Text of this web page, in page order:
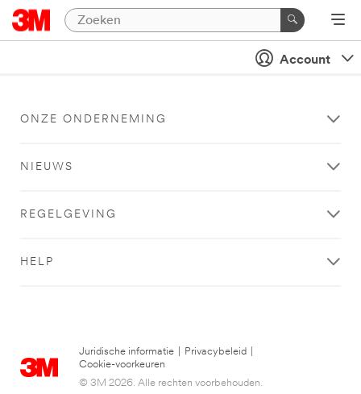
Account
ONZE ONDERNEMING
NIEUWS
REGELGEVING
HELP
Juridische informatie Privacybeleid
Cookie-voorkeuren
© 3M 2026. Alle rechten voorbehouden.